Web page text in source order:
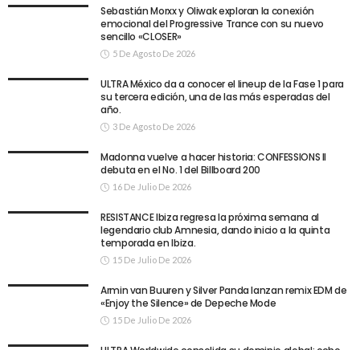
Sebastián Morxx y Oliwak exploran la conexión
emocional del Progressive Trance con su nuevo
sencillo «CLOSER»
5 De Agosto De 2026
ULTRA México da a conocer el lineup de la Fase 1 para
su tercera edición, una de las más esperadas del
año.
3 De Agosto De 2026
Madonna vuelve a hacer historia: CONFESSIONS II
debuta en el No. 1 del Billboard 200
16 De Julio De 2026
RESISTANCE Ibiza regresa la próxima semana al
legendario club Amnesia, dando inicio a la quinta
temporada en Ibiza.
15 De Julio De 2026
Armin van Buuren y Silver Panda lanzan remix EDM de
«Enjoy the Silence» de Depeche Mode
15 De Julio De 2026